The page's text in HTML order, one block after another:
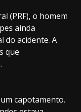
(PRF), o homem
ainda
do acidente. A
que
capotamento.